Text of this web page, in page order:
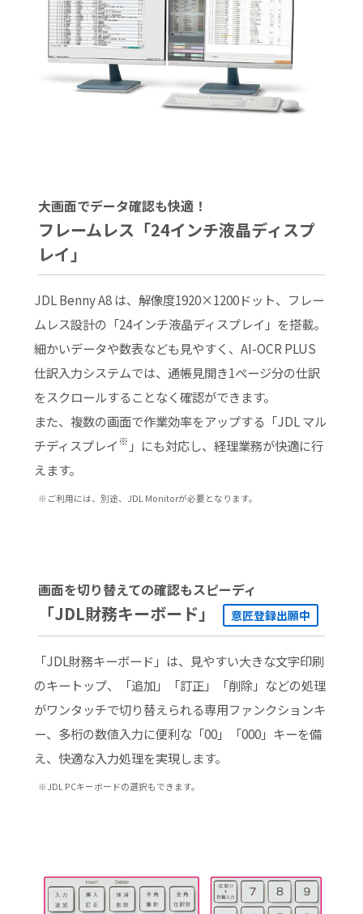
大画面でデータ確認も快適！
フレームレス「24インチ液晶ディスプ
レイ」
JDL Benny A8 は、解像度1920×1200ドット、フレー
ムレス設計の「24インチ液晶ディスプレイ」を搭載。
細かいデータや数表なども見やすく、AI-OCR PLUS
仕訳入力システムでは、通帳見開き1ページ分の仕訳
をスクロールすることなく確認ができます。
また、複数の画面で作業効率をアップする「JDL マル
チディスプレイ ※ 」にも対応し、経理業務が快適に行
えます。
※ご利用には、別途、JDL Monitorが必要となります。
画面を切り替えての確認もスピーディ
「JDL財務キーボード」 意匠登録出願中
「JDL財務キーボード」は、見やすい大きな文字印刷
のキートップ、「追加」「訂正」「削除」などの処理
がワンタッチで切り替えられる専用ファンクションキ
ー、多桁の数値入力に便利な「00」「000」キーを備
え、快適な入力処理を実現します。
※JDL PCキーボードの選択もできます。